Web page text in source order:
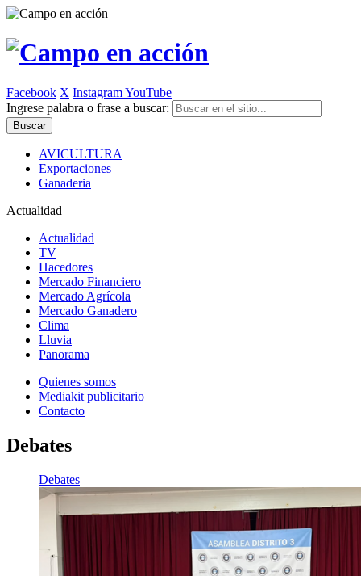
Facebook X InstagramYouTube
Ingrese palabra o frase a buscar:
AVICULTURA
Exportaciones
Ganaderia
Actualidad
Actualidad
TV
Hacedores
Mercado Financiero
Mercado Agrícola
Mercado Ganadero
Clima
Lluvia
Panorama
Quienes somos
Mediakit publicitario
Contacto
Debates
Debates